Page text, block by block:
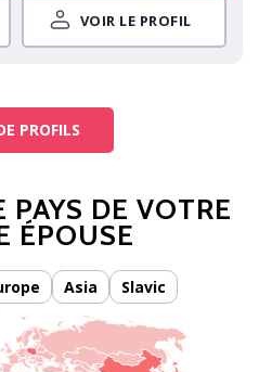
VOIR LE PROFIL
PROFILS
PAYS DE VOTRE
ÉPOUSE
Asia Slavic